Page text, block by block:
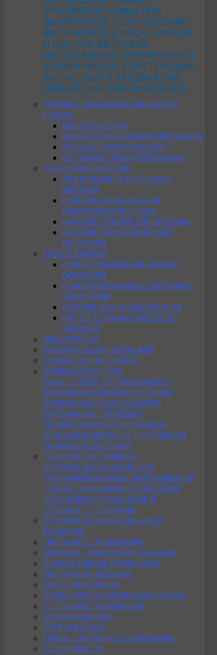
КРЕАТИВНЫХ ЗАМЫСЛОВ
ДИЗАЙНЕРОВ. ИЗГОТОВЛЕНИЕ
ВИТРАЖЕЙ ПОД КЛЮЧ. ЗАМЕРЫ
И МОНТАЖ ВИТРАЖЕЙ,
ИЗГОТОВЛЕНИЕ ДЕРЕВЯННЫХ И
АЛЮМИНИЕВЫХ КОНСТРУКЦИЙ,
РАСПАШНЫХ И РАЗДВИЖНЫХ
ДВЕРЕЙ, МОНТАЖ ПОДСВЕТКИ.
ХУДОЖЕСТВЕННОЕ МАТИРОВАНИЕ
СТЕКЛА
ВЫБОР РИСУНКА
ВЫБОР СТЕКЛА ДЛЯ МАТИРОВАНИЯ
ПРОЦЕСС ИЗГОТОВЛЕНИЯ
О СТОИМОСТИ МАТИРОВАНИЯ
ПЛЕНОЧНЫЙ ВИТРАЖ
ТЕХНОЛОГИЯ ПЛЕНОЧНОГО
ВИТРАЖА
СФЕРА ИСПОЛЬЗОВАНИЯ
ПЛЕНОЧНОГО ВИТРАЖА
КАТАЛОГ ПЛЕНОК ДЛЯ ВИТРАЖА
КАТАЛОГ МЕТАЛЛИЧЕСКОЙ
ПРОТЯЖКИ
БЕВЕЛС ВИТРАЖ
СФЕРЫ ПРИМЕНЕНИЯ БЕВЕЛС-
ВИТРАЖЕЙ
КОМБИНИРОВАННЫЕ ВИТРАЖИ С
БЕВЕЛСАМИ
КАТАЛОГ МОДЕЛЕЙ БЕВЕЛСОВ
РАСЧЕТ СТОИМОСТИ БЕВЕЛС-
ВИТРАЖА
УФО-СКЛЕЙКА
ВИЗУАЛИЗАЦИИ ВИТРАЖЕЙ
ЭСКИЗЫ ДЛЯ ВИТРАЖЕЙ
ЗАЛИВНОЙ ВИТРАЖ
ВИДЫ СТЕКЛА ДЛЯ ЗАЛИВНОГО
ВИТРАЖАЧАСТИЧНАЯ И ПОЛНАЯ
ЗАЛИВКАЦВЕТОВАЯ ПАЛИТРА
ВИТРАЖАКОНТУР МЕЖДУ
СЕГМЕНТАМИУХОД И ПРАВИЛА
ПОЛЬЗОВАНИЯРАСЧЕТ СТОИМОСТИ
ЗАЛИВНОГО ВИТРАЖА
ТЕХНОЛОГИЯ ТИФФАНИ
ИСТОРИЯ ВОЗНИКНОВЕНИЯ
ТИФФАНИОБЪЕМНЫЕ ВИТРАЖИВИДЫ
СТЕКЛА ТИФФАНИИЗГОТОВЛЕНИЕ
ТИФФАНИИЗГОТОВЛЕНИЕ И
СТОИМОСТЬ ТИФФАНИ
ИСТОРИЯ ВОЗНИКНОВЕНИЯ И
РАЗВИТИЯ
СФЕРЫ ИСПОЛЬЗОВАНИЯ
МОЗАИКА - РАБОТА НАД ЭСКИЗОМ
ИСПОЛЬЗУЕМЫЕ МАТЕРИАЛЫ
МАТРИЧНАЯ МОЗАИКА
КОЛОТАЯ МОЗАИКА
ОСОБЕННОСТИ НАБОРА И МОНТАЖА
О СТОИМОСТИ МОЗАИКИ
ХОЛОДНАЯ КОВКА
ГОРЯЧАЯ КОВКА
КОВКА - СФЕРЫ ИСПОЛЬЗОВАНИЯ
О СТОИМОСТИ